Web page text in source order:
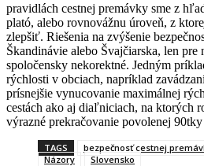
pravidlách cestnej premávky sme z
plató, alebo rovnovážnu úroveň, z
zlepšiť. Riešenia na zvýšenie
Škandinávie alebo Švajčiarska, len pre
spoločensky nekorektné. Jedným
rýchlosti v obciach, napríklad
prísnejšie vynucovanie maximálnej
cestách ako aj diaľniciach, na ktorých
výrazné prekračovanie povolenej
TAGS bezpečnosť cestnej
Názory
Slovensko